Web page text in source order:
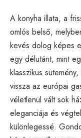
A konyha illata, a
omlós belső,
kevés dolog képes
egy délutánt, mint
klasszikus
vissza az európai
véletlenül vált sok
eleganciája és
különlegessé.